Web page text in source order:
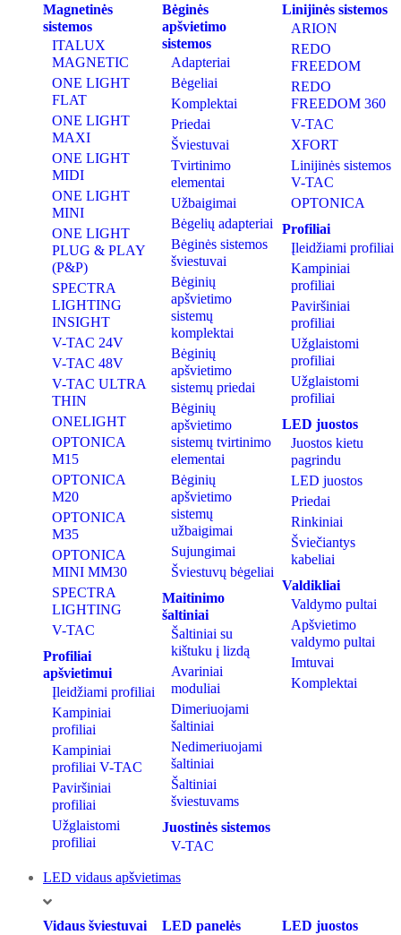
Magnetinės
sistemos
ITALUX
MAGNETIC
ONE LIGHT
FLAT
ONE LIGHT
MAXI
ONE LIGHT
MIDI
ONE LIGHT
MINI
ONE LIGHT
PLUG & PLAY
(P&P)
SPECTRA
LIGHTING
INSIGHT
V-TAC 24V
V-TAC 48V
V-TAC ULTRA
THIN
ONELIGHT
OPTONICA
M15
OPTONICA
M20
OPTONICA
M35
OPTONICA
MINI MM30
SPECTRA
LIGHTING
V-TAC
Profiliai
apšvietimui
Įleidžiami profiliai
Kampiniai
profiliai
Kampiniai
profiliai V-TAC
Paviršiniai
profiliai
Užglaistomi
profiliai
Bėginės
apšvietimo
sistemos
Adapteriai
Bėgeliai
Komplektai
Priedai
Šviestuvai
Tvirtinimo
elementai
Užbaigimai
Bėgelių adapteriai
Bėginės sistemos
šviestuvai
Bėginių
apšvietimo
sistemų
komplektai
Bėginių
apšvietimo
sistemų priedai
Bėginių
apšvietimo
sistemų tvirtinimo
elementai
Bėginių
apšvietimo
sistemų
užbaigimai
Sujungimai
Šviestuvų bėgeliai
Maitinimo
šaltiniai
Šaltiniai su
kištuku į lizdą
Avariniai
moduliai
Dimeriuojami
šaltiniai
Nedimeriuojami
šaltiniai
Šaltiniai
šviestuvams
Juostinės sistemos
V-TAC
Linijinės sistemos
ARION
REDO
FREEDOM
REDO
FREEDOM 360
V-TAC
XFORT
Linijinės sistemos
V-TAC
OPTONICA
Profiliai
Įleidžiami profiliai
Kampiniai
profiliai
Paviršiniai
profiliai
Užglaistomi
profiliai
Užglaistomi
profiliai
LED juostos
Juostos kietu
pagrindu
LED juostos
Priedai
Rinkiniai
Šviečiantys
kabeliai
Valdikliai
Valdymo pultai
Apšvietimo
valdymo pultai
Imtuvai
Komplektai
LED vidaus apšvietimas
Vidaus šviestuvai
LED panelės
LED juostos